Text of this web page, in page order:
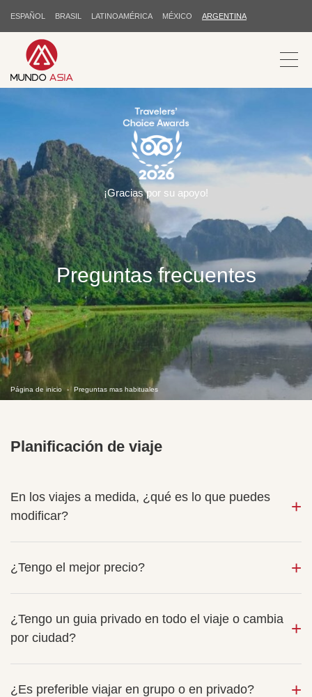
ESPAÑOL BRASIL LATINOAMÉRICA MÉXICO ARGENTINA
Preguntas frecuentes
Página de inicio Preguntas mas habituales
¡Gracias por su apoyo!
Planificación de viaje
En los viajes a medida, ¿qué es lo que puedes
modificar?
¿Tengo el mejor precio?
¿Tengo un guia privado en todo el viaje o cambia
por ciudad?
¿Es preferible viajar en grupo o en privado?